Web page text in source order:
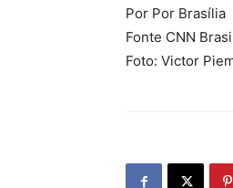
Por Por Brasília
Fonte CNN
Foto: Victor